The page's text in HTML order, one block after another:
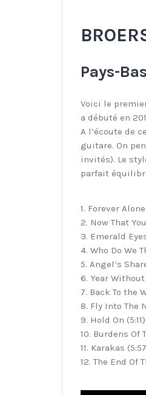
Pays-
Voici le
a débuté en
A l’écoute de
guitare. On
invités). Le
parfait
1. Forever
2. Now That
3. Emerald
4. Who Do We
5. Angel’s
6. Year
7. Back To the
8. Fly Into The
9. Hold On (5:11)
10. Burdens Of
11. Karakas
12. The End Of